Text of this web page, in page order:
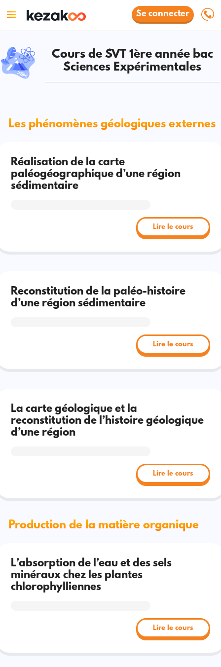
Se connecter
Cours de SVT 1ère année bac
Sciences Expérimentales
Les phénomènes géologiques externes
Réalisation de la carte
paléogéographique d’une région
sédimentaire
Lire le cours
Reconstitution de la paléo-histoire
d’une région sédimentaire
Lire le cours
La carte géologique et la
reconstitution de l’histoire géologique
d’une région
Lire le cours
Production de la matière organique
L’absorption de l’eau et des sels
minéraux chez les plantes
chlorophylliennes
Lire le cours